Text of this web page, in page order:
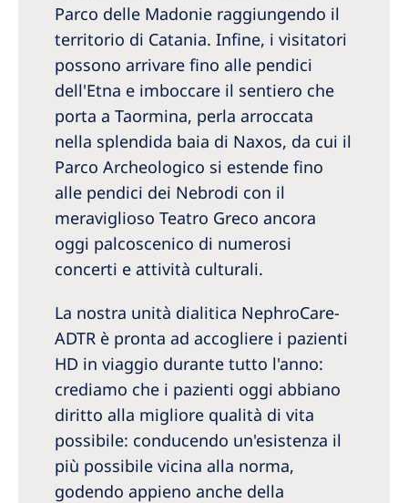
Parco delle Madonie raggiungendo il
territorio di Catania. Infine, i visitatori
possono arrivare fino alle pendici
dell'Etna e imboccare il sentiero che
porta a Taormina, perla arroccata
nella splendida baia di Naxos, da cui il
Parco Archeologico si estende fino
alle pendici dei Nebrodi con il
meraviglioso Teatro Greco ancora
oggi palcoscenico di numerosi
concerti e attività culturali.
La nostra unità dialitica NephroCare-
ADTR è pronta ad accogliere i pazienti
HD in viaggio durante tutto l'anno:
crediamo che i pazienti oggi abbiano
diritto alla migliore qualità di vita
possibile: conducendo un'esistenza il
più possibile vicina alla norma,
godendo appieno anche della